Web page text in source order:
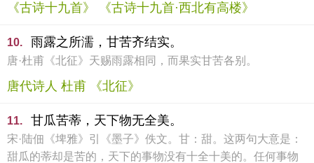
《古诗十九首》 《古诗十九首·西北有高楼》
10. 雨露之所濡，甘苦齐结实。
唐·杜甫《北征》天赐雨露相同，而果实甘苦各别。
唐代诗人 杜甫 《北征》
11. 甘瓜苦蒂，天下物无全美。
宋·陆佃《埤雅》引《墨子》佚文。甘：甜。这两句大意是：
甜瓜的蒂却是苦的，天下的事物没有十全十美的。任何事物